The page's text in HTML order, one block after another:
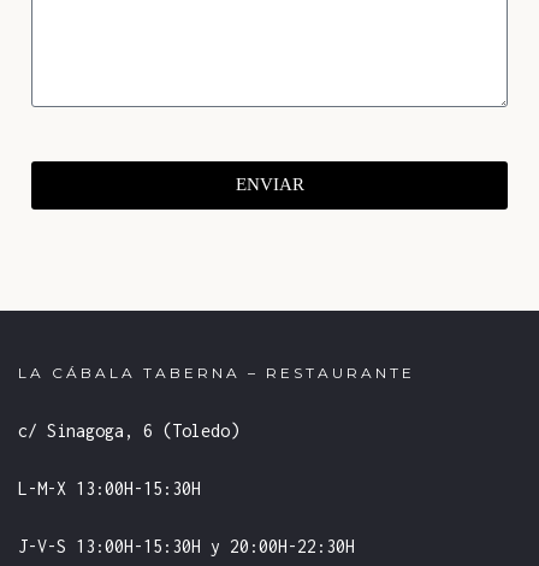
ENVIAR
LA CÁBALA TABERNA – RESTAURANTE
c/ Sinagoga, 6 (Toledo)
L-M-X 13:00H-15:30H
J-V-S 13:00H-15:30H y 20:00H-22:30H